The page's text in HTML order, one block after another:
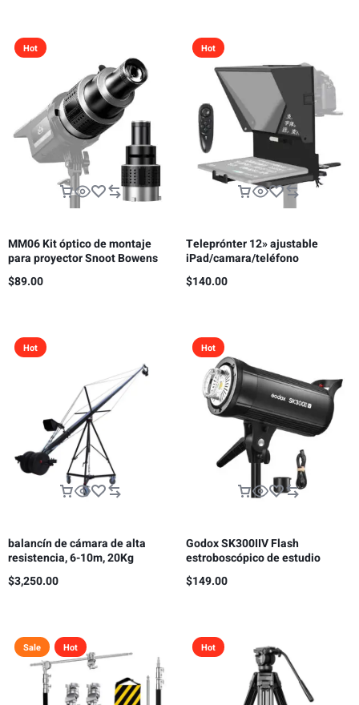
Hot
MM06 Kit óptico de montaje
para proyector Snoot Bowens
con 5 colores de Gobos y 35
inserciones gráficas
$89.00
Hot
Teleprónter 12» ajustable
iPad/camara/teléfono
inteligente
$140.00
Hot
balancín de cámara de alta
resistencia, 6-10m, 20Kg
$3,250.00
Hot
Godox SK300IIV Flash
estroboscópico de estudio
fotográfico, 300 Ws GN58 5700K
Bowens
$149.00
Sale Hot Hot